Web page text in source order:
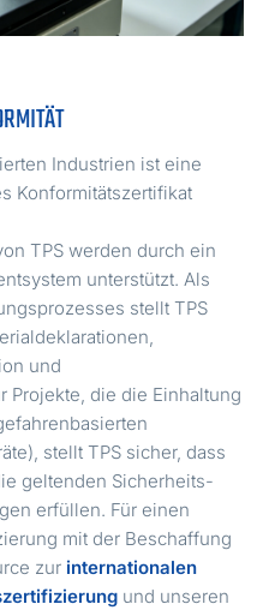
Industrien ist eine
Konformitätszertifikat
TPS werden durch ein
unterstützt. Als
stellt TPS
und
Projekte, die die Einhaltung
stellt TPS sicher, dass
geltenden Sicherheits-
erfüllen. Für einen
mit der Beschaffung
zur internationalen
und unseren